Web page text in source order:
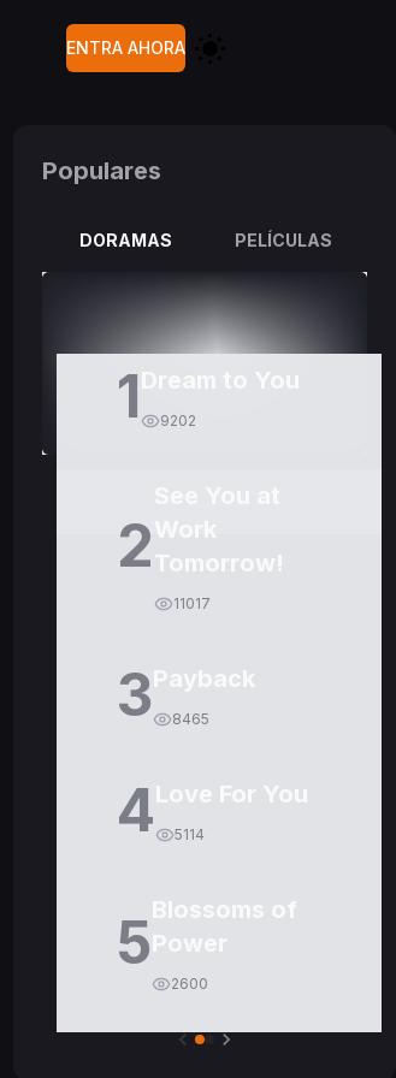
ENTRA AHORA
Populares
DORAMAS PELÍCULAS
1 9202
2Work
Tomorrow!
11017
3Payback
8465
4Love For You
5114
5Blossoms of
Power
2600